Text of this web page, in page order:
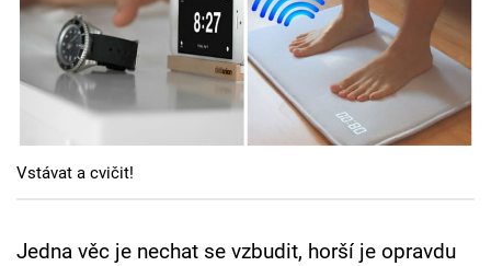
Hry
Cool Esport
Pořady
TV Program
Sledujte prima+
Vstávat a cvičit!
Jedna věc je nechat se vzbudit, horší je opravdu